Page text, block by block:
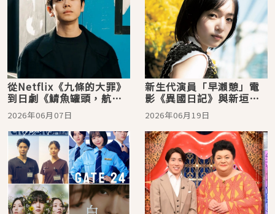
從Netflix《九條的大罪》
到日劇《鯖魚罐頭，航向
宇宙》，黑崎煌代躍升新
生代實力派演員！
2026年06月07日
新生代演員「早瀨憩」電
影《異國日記》與新垣結
衣共演，在日劇《鯖魚罐
頭，航向宇宙》持續發
光！
2026年06月19日